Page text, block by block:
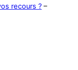
recours ? –